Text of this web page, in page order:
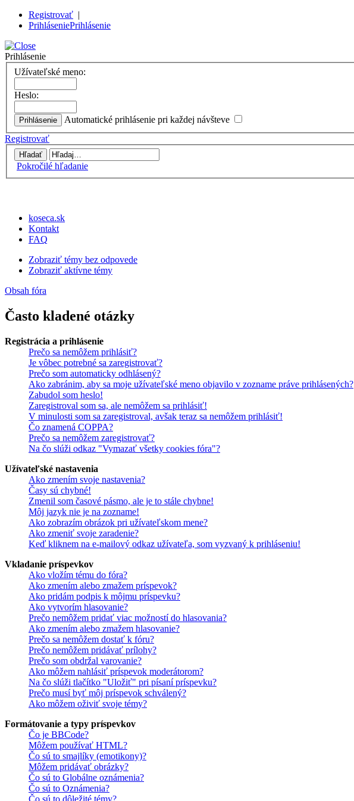
Registrovať |
PrihláseniePrihlásenie
Prihlásenie
Užívateľské meno:
Heslo:
Automatické prihlásenie pri každej návšteve
Registrovať
Pokročilé hľadanie
koseca.sk
Kontakt
FAQ
Zobraziť témy bez odpovede
Zobraziť aktívne témy
Obsah fóra
Často kladené otázky
Registrácia a prihlásenie
Prečo sa nemôžem prihlásiť?
Je vôbec potrebné sa zaregistrovať?
Prečo som automaticky odhlásený?
Ako zabránim, aby sa moje užívateľské meno objavilo v zozname práve prihlásených?
Zabudol som heslo!
Zaregistroval som sa, ale nemôžem sa prihlásiť!
V minulosti som sa zaregistroval, avšak teraz sa nemôžem prihlásiť!
Čo znamená COPPA?
Prečo sa nemôžem zaregistrovať?
Na čo slúži odkaz "Vymazať všetky cookies fóra"?
Užívateľské nastavenia
Ako zmením svoje nastavenia?
Časy sú chybné!
Zmenil som časové pásmo, ale je to stále chybne!
Môj jazyk nie je na zozname!
Ako zobrazím obrázok pri užívateľskom mene?
Ako zmeniť svoje zaradenie?
Keď kliknem na e-mailový odkaz užívateľa, som vyzvaný k prihláseniu!
Vkladanie príspevkov
Ako vložím tému do fóra?
Ako zmením alebo zmažem príspevok?
Ako pridám podpis k môjmu príspevku?
Ako vytvorím hlasovanie?
Prečo nemôžem pridať viac možností do hlasovania?
Ako zmením alebo zmažem hlasovanie?
Prečo sa nemôžem dostať k fóru?
Prečo nemôžem pridávať prílohy?
Prečo som obdržal varovanie?
Ako môžem nahlásiť príspevok moderátorom?
Na čo slúži tlačítko "Uložiť" pri písaní príspevku?
Prečo musí byť môj príspevok schválený?
Ako môžem oživiť svoje témy?
Formátovanie a typy príspevkov
Čo je BBCode?
Môžem používať HTML?
Čo sú to smajlíky (emotikony)?
Môžem pridávať obrázky?
Čo sú to Globálne oznámenia?
Čo sú to Oznámenia?
Čo sú to dôležité témy?